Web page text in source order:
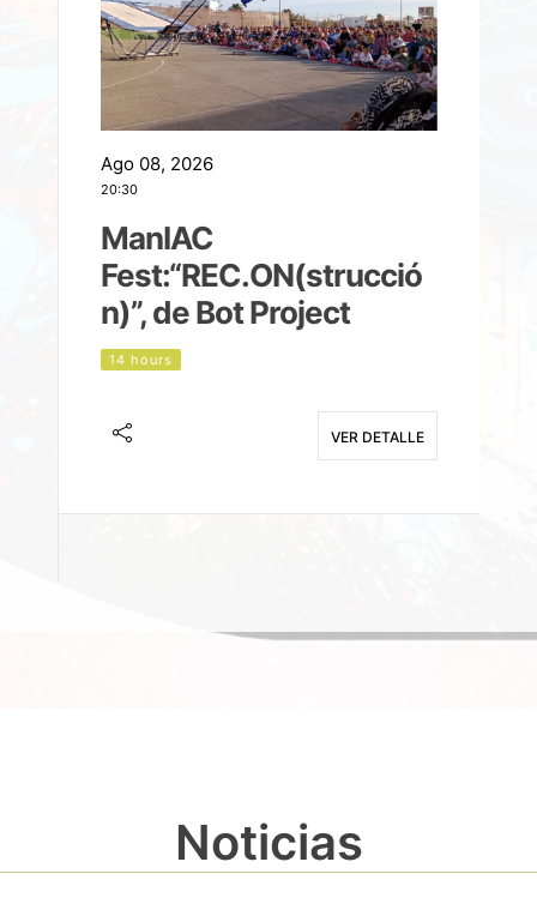
Ago 08, 2026
20:30
ManIAC
Fest:“REC.ON(strucció
n)”, de Bot Project
14 hours
VER DETALLE
Noticias